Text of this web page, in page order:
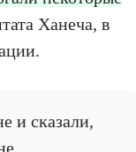
Ханеча, в
и сказали,